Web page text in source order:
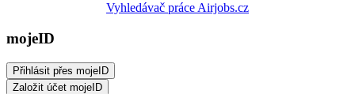
Vyhledávač práce Airjobs.cz
mojeID